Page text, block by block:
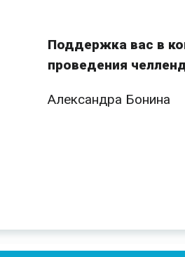
Поддержка вас в
проведения
Александра Бонина